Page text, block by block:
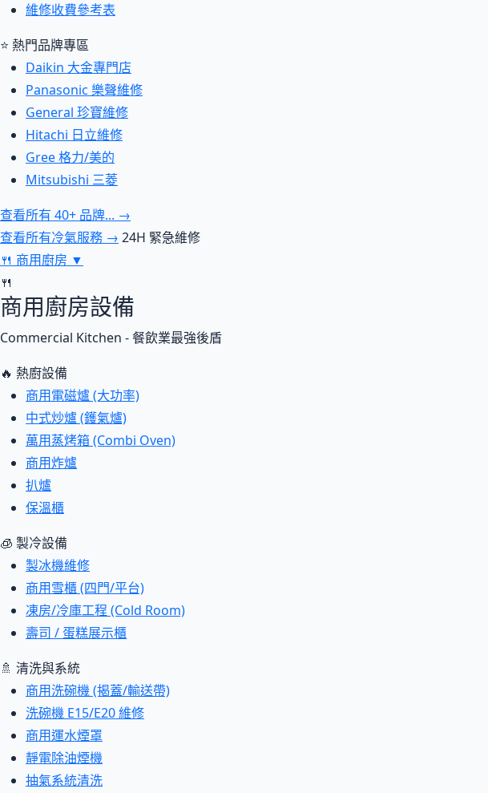
維修收費參考表
⭐ 熱門品牌專區
Daikin 大金專門店
Panasonic 樂聲維修
General 珍寶維修
Hitachi 日立維修
Gree 格力/美的
Mitsubishi 三菱
查看所有 40+ 品牌... →
查看所有冷氣服務 → 24H 緊急維修
🍴 商用廚房 ▼
🍴
商用廚房設備
Commercial Kitchen - 餐飲業最強後盾
🔥 熱廚設備
商用電磁爐 (大功率)
中式炒爐 (鑊氣爐)
萬用蒸烤箱 (Combi Oven)
商用炸爐
扒爐
保溫櫃
🧊 製冷設備
製冰機維修
商用雪櫃 (四門/平台)
凍房/冷庫工程 (Cold Room)
壽司 / 蛋糕展示櫃
🚿 清洗與系統
商用洗碗機 (揭蓋/輸送帶)
洗碗機 E15/E20 維修
商用運水煙罩
靜電除油煙機
抽氣系統清洗